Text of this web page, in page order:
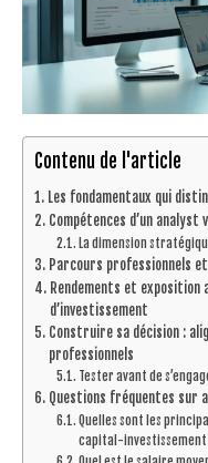
Contenu de l'article
Les fondamentaux qui
Compétences d’un
La dimension
Parcours professionnels
Rendements et exposition
d’investissement
Construire sa décision :
professionnels
Tester avant de
Questions fréquentes sur
Quelles sont les
capital-investissement